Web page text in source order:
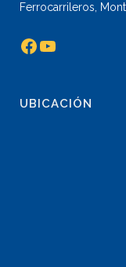
Ferrocarrileros,
Facebook
YouTube
UBICACIÓN